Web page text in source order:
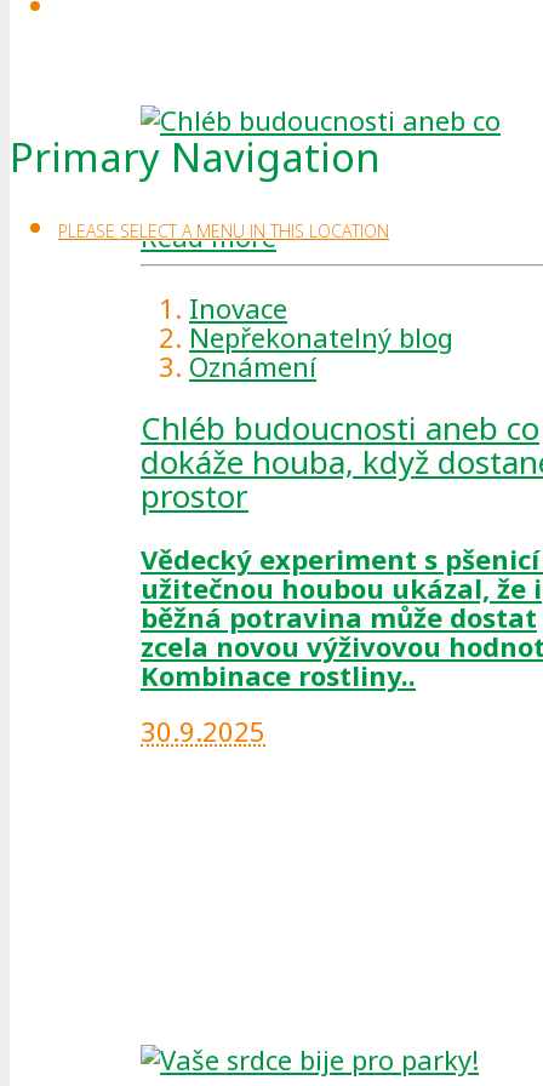
Primary Navigation
PLEASE SELECT A MENU IN THIS LOCATION
Read more
Inovace
Nepřekonatelný blog
Oznámení
Chléb budoucnosti aneb co
dokáže houba, když
prostor
Vědecký experiment s
užitečnou houbou ukázal, že i
běžná potravina může dostat
zcela novou výživovou
Kombinace rostliny..
30.9.2025